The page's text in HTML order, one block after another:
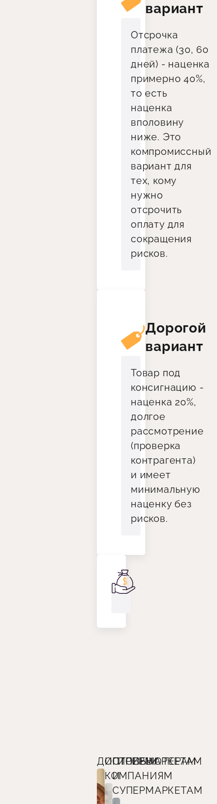
вариант
Отсрочка
платежа (30, 60
дней) - наценка
примерно 40%,
то есть
наценка
вполовину
ниже. Это
компромиссный
вариант для
тех, кому
нужно
отсрочить
оплату для
сокращения
рисков.
Дорогой
вариант
Товар под
консигнацию -
наценка 20%,
долгое
рассмотрение
(проверка
контрагента)
и имеет
минимальную
наценку без
рисков.
ДИСТРИБЬЮТЕРАМ
ОПТОВЫМ
КОМПАНИЯМ
ГИПЕРМАРКЕТАМ
И
СУПЕРМАРКЕТАМ